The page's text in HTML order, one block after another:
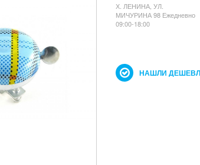
Х. ЛЕНИНА, УЛ.
МИЧУРИНА 98 Ежедневно
09:00-18:00
НАШЛИ